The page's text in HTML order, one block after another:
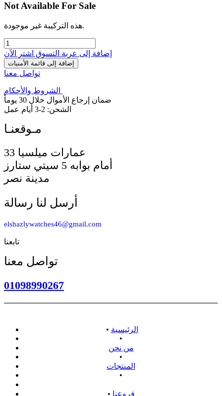
Not Available For Sale
هذه التركيبة غير موجودة.
إضافة إلى عربة التسوق اشترِ الآن
إضافة إلى قائمة الأمنيات
تواصل معنا
الشروط والأحكام
ضمان إرجاع الأموال خلال 30 يوماً
الشحن: 2-3 أيام عمل
أمام بوابه 5 سيتي ستارز
مدينة نصر
أرسل لنا رسالة
elshazlywatches46@gmail.com
تابعنا
تواصل معنا
01098990267
• الرئيسية
•
من نحن
•
المنتجات
•
• فروعنا